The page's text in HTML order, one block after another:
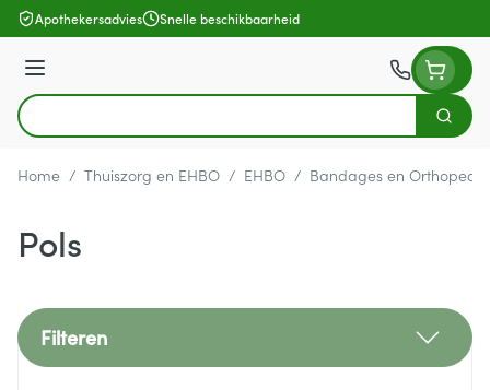
Ga naar de inhoud
Apothekersadvies Snelle beschikbaarheid
Menu
Product, merk, categorie...
Zoek
Home / Thuiszorg en EHBO / EHBO / Bandages en
Pols
Filteren